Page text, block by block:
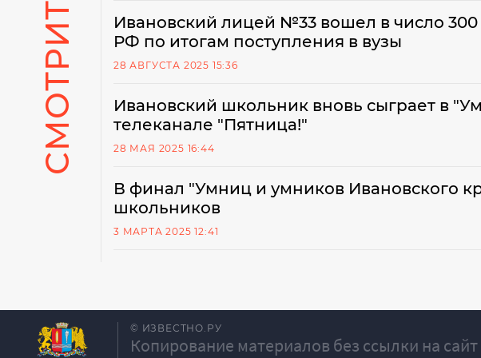
Ивановский лицей №33 вошел в число
РФ по итогам поступления в вузы
28 АВГУСТА 2025 15:36
Ивановский школьник вновь сыграет в
телеканале "Пятница!"
28 МАЯ 2025 16:44
В финал "Умниц и умников Ивановского
школьников
3 МАРТА 2025 12:41
© ИЗВЕСТНО.РУ
Копирование материалов без ссылки на